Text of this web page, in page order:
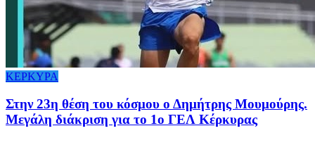
ΚΕΡΚΥΡΑ
Στην 23η θέση του κόσμου ο Δημήτρης Μουμούρης.
Μεγάλη διάκριση για το 1ο ΓΕΛ Κέρκυρας